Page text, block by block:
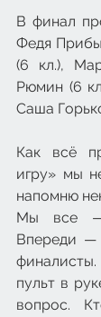
В финал
Федя
(6 кл.),
Рюмин (6
Саша
Как всё
игру» мы
напомню
Мы все —
Впереди —
пульт в
вопрос.